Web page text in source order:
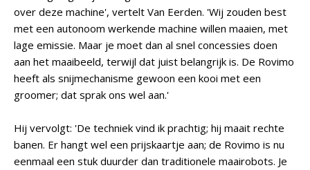
over deze machine', vertelt Van Eerden. 'Wij zouden best
met een autonoom werkende machine willen maaien, met
lage emissie. Maar je moet dan al snel concessies doen
aan het maaibeeld, terwijl dat juist belangrijk is. De Rovimo
heeft als snijmechanisme gewoon een kooi met een
groomer; dat sprak ons wel aan.'
Hij vervolgt: 'De techniek vind ik prachtig; hij maait rechte
banen. Er hangt wel een prijskaartje aan; de Rovimo is nu
eenmaal een stuk duurder dan traditionele maairobots. Je